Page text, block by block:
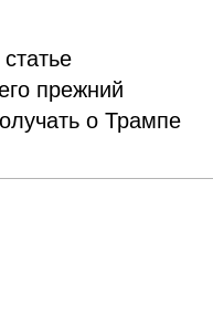
прежний
о Трампе